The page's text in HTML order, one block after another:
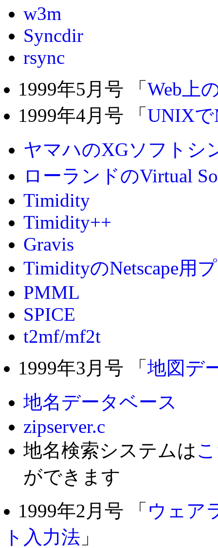
w3m
Syncdir
rsync
1999年5月号 「 Web上
1999年4月号 「 UNIX
ヤマハのXGソフトシ
ローランドのVirtual
Timidity
Timidity++
Gravis
TimidityのNetscape用
PMML
SPICE
t2mf/mf2t
1999年3月号 「 地図デ
地名データベース
zipserver.c
地名検索システムは
ができます
1999年2月号 「 ウェア
ト入力法 」